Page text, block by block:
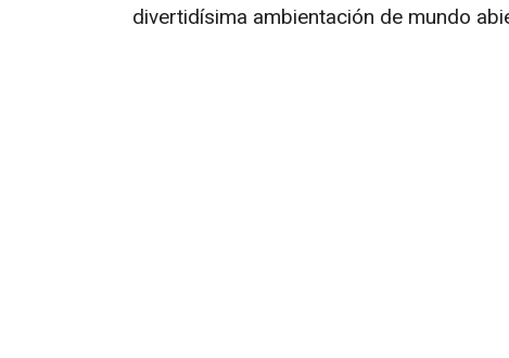
divertidísima ambientación de mundo